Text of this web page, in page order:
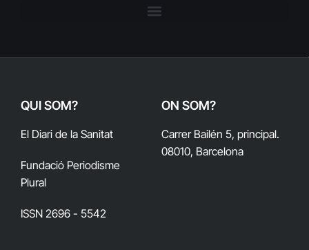
QUI SOM?
El Diari de la Sanitat
Fundació Periodisme
Plural
ISSN 2696 - 5542
ON SOM?
Carrer Bailén 5, principal.
08010, Barcelona